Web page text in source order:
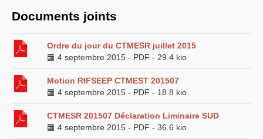
Dossier néonicotinoïdes
NGT: nouveaux OGM
SUIVI SUD DES
INSTANCES INRAE
LECTIONS 2024
ELECTIONS2022
L’ancienne rubrique de la
branche
L’actualité
Documents joints
Ordre du jour du CTMESR juillet 2015
4 septembre 2015 - PDF - 29.4 kio
Motion RIFSEEP CTMEST 201507
4 septembre 2015 - PDF - 18.8 kio
CTMESR 201507 Déclaration Liminaire SUD
4 septembre 2015 - PDF - 36.6 kio